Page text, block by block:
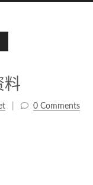
料
0 Comments